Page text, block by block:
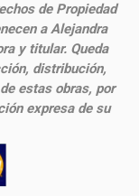
de Propiedad
a Alejandra
y titular. Queda
distribución,
estas obras, por
expresa de su